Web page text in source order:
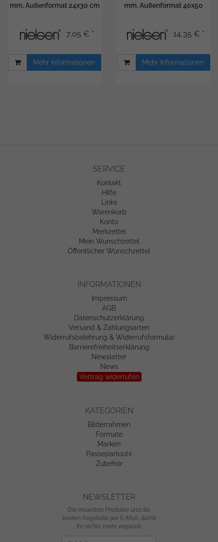
mm, Außenformat 24x30 cm
7,05 € *
Mehr Informationen
mm, Außenformat 40x50
14,35 € *
Mehr Informationen
SERVICE
Kontakt
Hilfe
Links
Warenkorb
Konto
Merkzettel
Mein Wunschzettel
Öffentlicher Wunschzettel
INFORMATIONEN
Impressum
AGB
Datenschutzerklärung
Versand & Zahlungsarten
Widerrufsbelehrung & Widerrufsformular
Barrierefreiheitserklärung
Newsletter
News
Vertrag widerrufen
KATEGORIEN
Bilderrahmen
Formate
Marken
Passepartouts
Zubehör
NEWSLETTER
Die neuesten Produkte und die
besten Angebote per E-Mail, damit
Ihr nichts mehr verpasst.